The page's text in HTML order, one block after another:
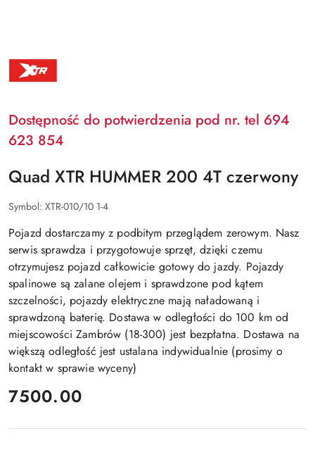
Dostępność do potwierdzenia pod nr. tel 694
623 854
Quad XTR HUMMER 200 4T czerwony
Symbol: XTR-010/10 1-4
Pojazd dostarczamy z podbitym przeglądem zerowym. Nasz
serwis sprawdza i przygotowuje sprzęt, dzięki czemu
otrzymujesz pojazd całkowicie gotowy do jazdy. Pojazdy
spalinowe są zalane olejem i sprawdzone pod kątem
szczelności, pojazdy elektryczne mają naładowaną i
sprawdzoną baterię. Dostawa w odległości do 100 km od
miejscowości Zambrów (18-300) jest bezpłatna. Dostawa na
większą odległość jest ustalana indywidualnie (prosimy o
kontakt w sprawie wyceny)
cena:
7500.00